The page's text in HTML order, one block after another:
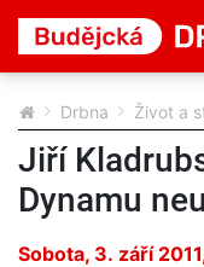
Drbna Život a
Jiří
Dynamu
Sobota, 3. září